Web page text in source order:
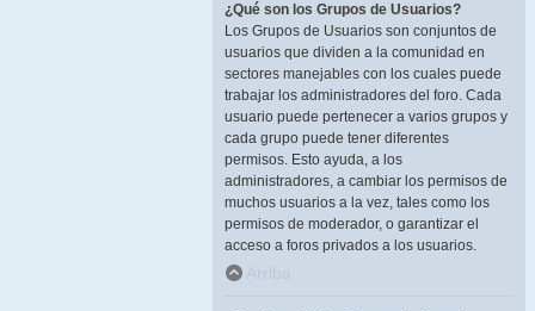
¿Qué son los Grupos de Usuarios?
Los Grupos de Usuarios son conjuntos de
usuarios que dividen a la comunidad en
sectores manejables con los cuales puede
trabajar los administradores del foro. Cada
usuario puede pertenecer a varios grupos y
cada grupo puede tener diferentes
permisos. Esto ayuda, a los
administradores, a cambiar los permisos de
muchos usuarios a la vez, tales como los
permisos de moderador, o garantizar el
acceso a foros privados a los usuarios.
Arriba